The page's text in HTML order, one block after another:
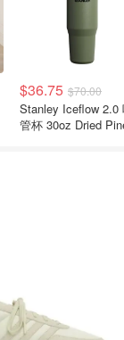
$36.75 $70.00
Stanley Iceflow 2.0 吸
管杯 30oz Dried